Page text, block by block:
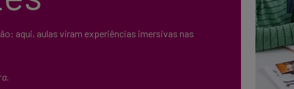
aqui, aulas viram experiências imersivas nas